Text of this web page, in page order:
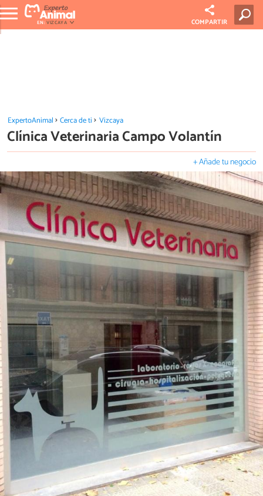
EN:VIZCAYA COMPARTIR
ExpertoAnimal Cerca de ti Vizcaya
Clínica Veterinaria Campo Volantín
+ Añade tu negocio